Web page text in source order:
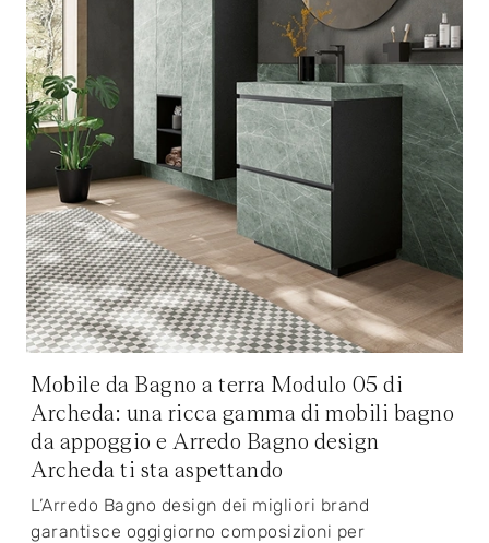
Mobile da Bagno a terra Modulo 05 di
Archeda: una ricca gamma di mobili bagno
da appoggio e Arredo Bagno design
Archeda ti sta aspettando
L’Arredo Bagno design dei migliori brand
garantisce oggigiorno composizioni per